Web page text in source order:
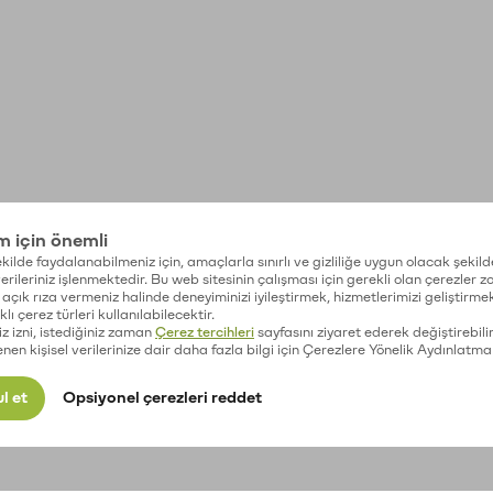
için önemli
faydalanabilmeniz için, amaçlarla sınırlı ve gizliliğe uygun olacak
işlenmektedir. Bu web sitesinin çalışması için gerekli olan çerezler
rıza vermeniz halinde deneyiminizi iyileştirmek, hizmetlerimizi
çerez türleri kullanılabilecektir.
izni, istediğiniz zaman Çerez tercihleri sayfasını ziyaret ederek
kişisel verilerinize dair daha fazla bilgi için Çerezlere Yönelik
et Opsiyonel çerezleri reddet